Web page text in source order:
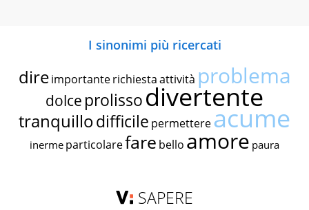
I sinonimi più ricercati
dire importante richiestaattività problema
dolce prolissodivertente
tranquillodifficile permettereacume
inerme particolarefare bello amore paura
SAPERE